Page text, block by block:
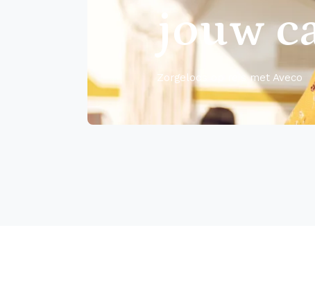
jouw
Zorgeloos op reis met Aveco